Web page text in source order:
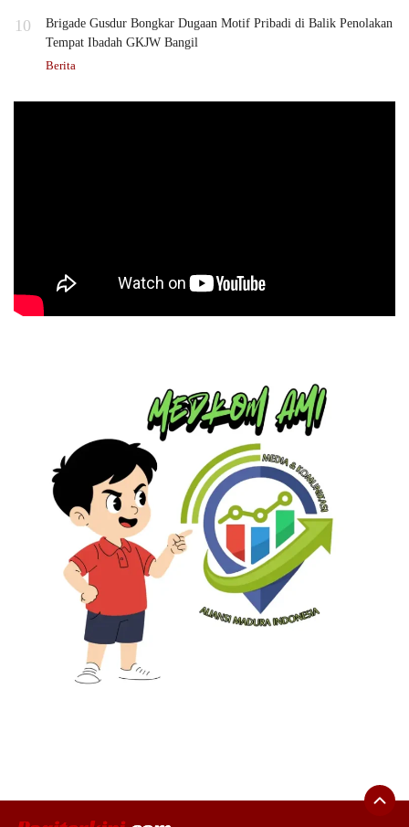
10
Brigade Gusdur Bongkar Dugaan Motif Pribadi di Balik Penolakan
Tempat Ibadah GKJW Bangil
Berita